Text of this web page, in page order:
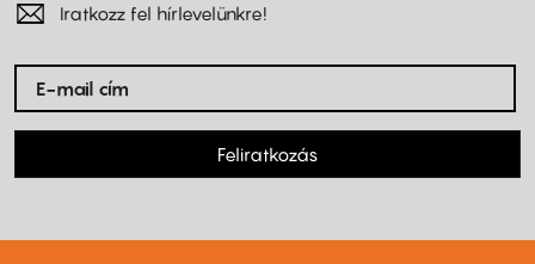
Iratkozz fel hírlevelünkre!
Feliratkozás